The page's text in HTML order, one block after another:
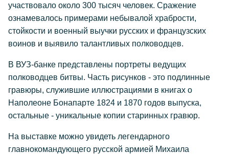
участвовало около 300 тысяч человек. Сражение
ознамевалось примерами небывалой храбрости,
стойкости и военный выучки русских и французских
воинов и выявило талантливых полководцев.
В ВУЗ-банке представлены портреты ведущих
полководцев битвы. Часть рисунков - это подлинные
гравюры, служившие иллюстрациями в книгах о
Наполеоне Бонапарте 1824 и 1870 годов выпуска,
остальные - уникальные копии старинных гравюр.
На выставке можно увидеть легендарного
главнокомандующего русской армией Михаила